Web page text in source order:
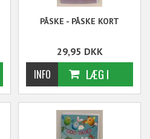
PÅSKE - PÅSKE KORT
29,95 DKK